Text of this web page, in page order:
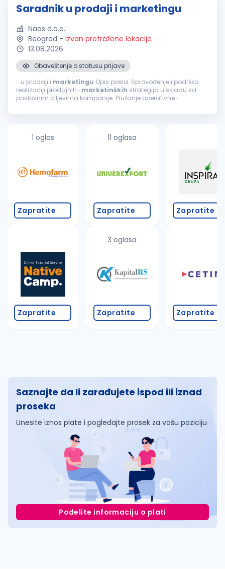
Saradnik u prodaji i marketingu
Naos d.o.o.
Beograd - Izvan pretražene lokacije
13.08.2026
Obaveštenje o statusu prijave
...u prodaji i marketingu Opis posla: Sprovođenje i podrška
realizaciji prodajnih i marketinških strategija u skladu sa
poslovnim ciljevima kompanije. Pružanje operativne i
radi efikasnog poslovanja...
1 oglas
Zapratite
Zapratite
11 oglasa
Zapratite
3 oglasa
Zapratite
Zapratite
Zapratite
Saznajte da li zarađujete ispod ili iznad
proseka
Unesite iznos plate i pogledajte prosek za vašu poziciju
Podelite informaciju o plati